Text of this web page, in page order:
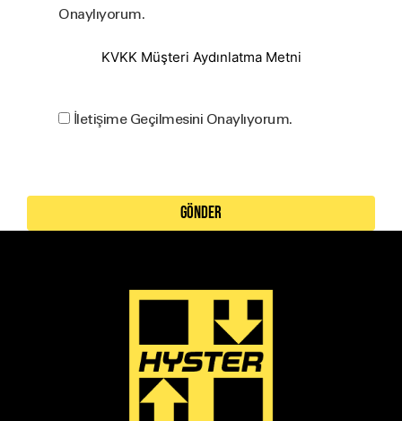
Onaylıyorum.
KVKK Müşteri Aydınlatma Metni
İletişime Geçilmesini Onaylıyorum.